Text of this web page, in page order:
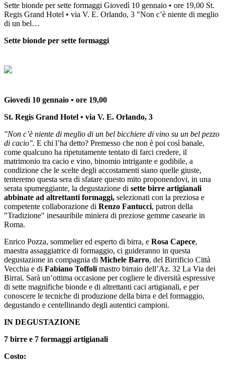
Sette bionde per sette formaggi Giovedì 10 gennaio • ore 19,00 St.
Regis Grand Hotel • via V. E. Orlando, 3 "Non c’è niente di meglio
di un bel…
Sette bionde per sette formaggi
Giovedì 10 gennaio • ore 19,00
St. Regis Grand Hotel • via V. E. Orlando, 3
"Non c’è niente di meglio di un bel bicchiere di vino su un bel pezzo
di cacio". E chi l’ha detto? Premesso che non è poi così banale,
come qualcuno ha ripetutamente tentato di farci credere, il
matrimonio tra cacio e vino, binomio intrigante e godibile, a
condizione che le scelte degli accostamenti siano quelle giuste,
tenteremo questa sera di sfatare questo mito proponendovi, in una
serata spumeggiante, la degustazione di sette birre artigianali
abbinate ad altrettanti formaggi, selezionati con la preziosa e
competente collaborazione di Renzo Fantucci, patron della
"Tradizione" inesauribile miniera di preziose gemme casearie in
Roma.
Enrico Pozza, sommelier ed esperto di birra, e Rosa Capece,
maestra assaggiatrice di formaggio, ci guideranno in questa
degustazione in compagnia di Michele Barro, del Birrificio Città
Vecchia e di Fabiano Toffoli mastro birraio dell’Az. 32 La Via dei
Birrai. Sarà un’ottima occasione per cogliere le diversità espressive
di sette magnifiche bionde e di altrettanti caci artigianali, e per
conoscere le tecniche di produzione della birra e del formaggio,
degustando e centellinando degli autentici campioni.
IN DEGUSTAZIONE
7 birre e 7 formaggi artigianali
Costo: